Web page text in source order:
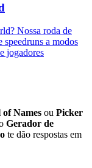
Nossa roda de
a modos
jogadores
of Names ou Picker
Gerador de
te dão respostas em